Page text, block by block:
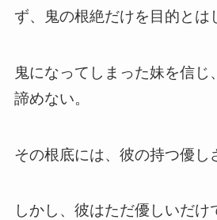
ず、鬼の根絶だけを目的とは
鬼になってしまった妹を信じ
諦めない。
その根底には、彼の持つ優し
しかし、彼はただ優しいだけ